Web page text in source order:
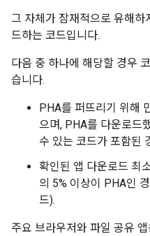
그 자체가 잠재적으로 유해
드하는 코드입니다.
다음 중 하나에 해당할 경우
습니다.
PHA를 퍼뜨리기 위해
으며, PHA를 다운로드
수 있는 코드가 포함된
확인된 앱 다운로드 최
의 5% 이상이 PHA인
드).
주요 브라우저와 파일 공유